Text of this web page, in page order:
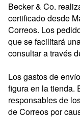
Becker & Co.
certificado desde
Correos. Los
que se facilitará
consultar a través
Los gastos de
figura en la tienda.
responsables de
de Correos por